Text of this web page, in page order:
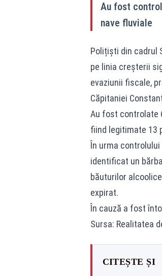
Au fost
nave fluviale
Polițiști din cadrul
pe linia creșterii
evaziunii fiscale,
Căpitaniei
Au fost controlate
fiind legitimate 13
În urma
identificat un
băuturilor
expirat.
În cauză a fost
Sursa: Realitatea
CITEȘTE ȘI